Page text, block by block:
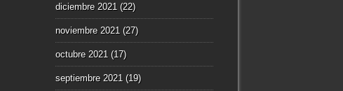
diciembre 2021 (22)
noviembre 2021 (27)
octubre 2021 (17)
septiembre 2021 (19)